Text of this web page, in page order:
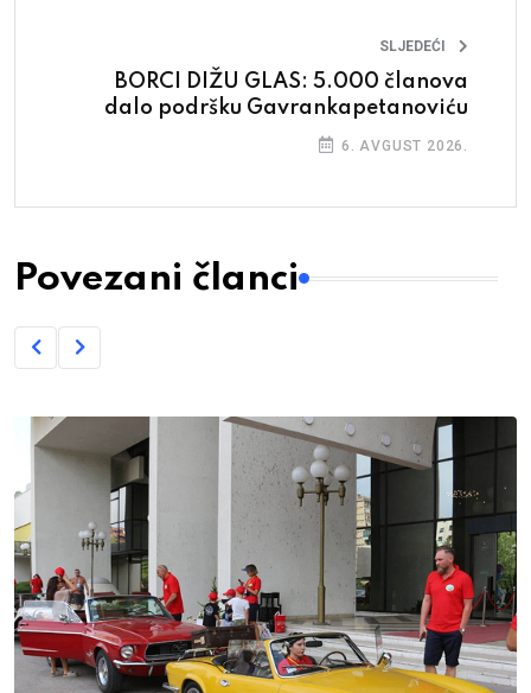
SLJEDEĆI
BORCI DIŽU GLAS: 5.000 članova
dalo podršku Gavrankapetanoviću
6. AVGUST 2026.
Povezani članci